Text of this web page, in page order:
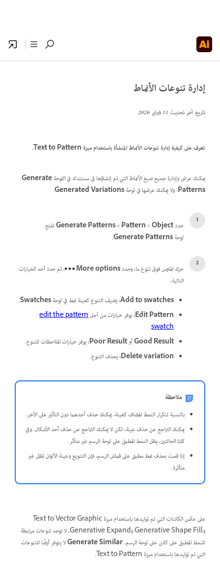
إدارة تنوعات الأنماط
تاريخ آخر تحديث11 فبراير 2026
تعرف على كيفية إدارة تنوعات الأنماط المنشأة باستخدام ميزة Text to Pattern.
يمكنك عرض وإدارة جميع صيغ الأنماط التي تم إنشاؤها في مستندك في اللوحةGenerate
Patterns. ولا يمكنك عرضها في لوحةGenerated Variations
.
حددObject
‏>
Pattern
‏>
Generate Patternsلفتح
لوحةGenerate Patterns
.
حرك الماوس فوق تنوع ما، وحددMore options
، ثم حدد أحد الخيارات
التالية:
Add to swatches
:يضيف التنوع كعينة نمط في لوحةSwatches
.
Edit Pattern
:يوفر خيارات من أجلedit the pattern
swatch
.
Good ResultأوPoor Result
:يوفر خيارات الملاحظات للتنوع.
Delete variation
:يحذف التنوع.
ملاحظة
بالنسبة لتكرار النمط المضاف كعينة، يمكنك حذف أحدهما دون التأثير على الآخر.
يمكنك التراجع عن حذف عينة، لكن لا يمكنك التراجع عن حذف أحد الأشكال. وفي
كلتا الحالتين، يظل النمط المطبق على لوحة الرسم غير متأثر.
إذا قمت بحذف نمط مطبق على قماش الرسم، فإن التنويع وعينة الألوان تظل غير
متأثرة.
على عكس الكائنات التي تم توليدها باستخدام ميزة Text to Vector Graphic
وGenerative Shape Fill وGenerative Expand، لا توجد تنوعات مرتبطة
للنمط المطبق على كائن على لوحة الرسم.Generate Similarلا يتوفر أيضًا للتنوعات
التي تم توليدها باستخدام ميزة Text to Pattern.